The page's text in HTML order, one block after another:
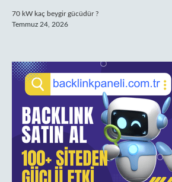
70 kW kaç beygir gücüdür ?
Temmuz 24, 2026